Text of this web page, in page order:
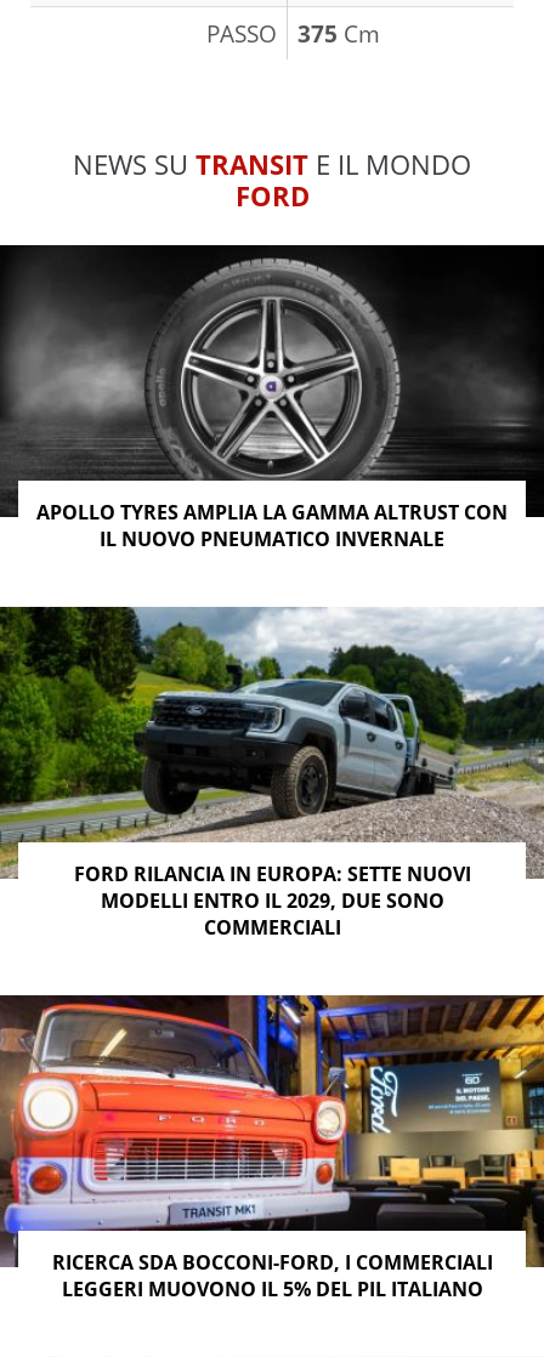
PASSO 375 Cm
NEWS SU TRANSIT E IL MONDO
FORD
APOLLO TYRES AMPLIA LA GAMMA ALTRUST CON
IL NUOVO PNEUMATICO INVERNALE
FORD RILANCIA IN EUROPA: SETTE NUOVI
MODELLI ENTRO IL 2029, DUE SONO
COMMERCIALI
RICERCA SDA BOCCONI-FORD, I COMMERCIALI
LEGGERI MUOVONO IL 5% DEL PIL ITALIANO